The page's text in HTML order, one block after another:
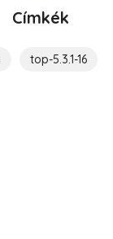
Címkék
top-5.3.1-16